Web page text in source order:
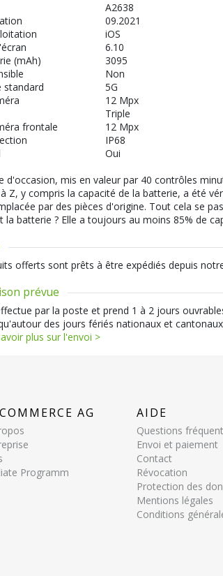
A2638
09.2021
iOS
6.10
(mAh)
3095
Non
standard
5G
12 Mpx
Triple
frontale
12 Mpx
IP68
Oui
d'occasion, mis en valeur par 40 contrôles
Z, y compris la capacité de la batterie, a été
par des pièces d'origine. Tout cela se
batterie ? Elle a toujours au moins 85% de
offerts sont prêts à être expédiés depuis
prévue
par la poste et prend 1 à 2 jours
des jours fériés nationaux et
plus sur l'envoi >
AG
Programm
AIDE
Questions
Envoi et paiement
Contact
Révocation
Protection des
Mentions légales
Conditions